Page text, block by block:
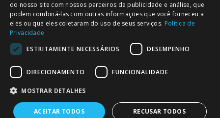
NOTÍCIAS/COMUNICADOS
Notícias
Comunicados
© 2026 Associação Futebol Popular Barcelos
do nosso site com nossos parceiros de publicidade e análise, que
podem combiná-las com outras informações que você forneceu a
eles ou que eles coletaram do uso de seus serviços. Política de
Privacidade
ESTRITAMENTE NECESSÁRIOS
DESEMPENHO
DIRECIONAMENTO FUNCIONALIDADE
MOSTRAR DETALHES
ACEITAR TODOS RECUSAR TODOS